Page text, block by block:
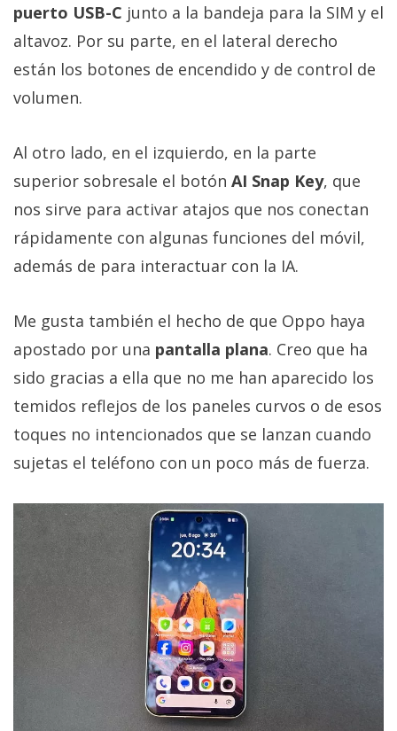
puerto USB-C junto a la bandeja para la SIM y el
altavoz. Por su parte, en el lateral derecho
están los botones de encendido y de control de
volumen.
Al otro lado, en el izquierdo, en la parte
superior sobresale el botón AI Snap Key, que
nos sirve para activar atajos que nos conectan
rápidamente con algunas funciones del móvil,
además de para interactuar con la IA.
Me gusta también el hecho de que Oppo haya
apostado por una pantalla plana. Creo que ha
sido gracias a ella que no me han aparecido los
temidos reflejos de los paneles curvos o de esos
toques no intencionados que se lanzan cuando
sujetas el teléfono con un poco más de fuerza.